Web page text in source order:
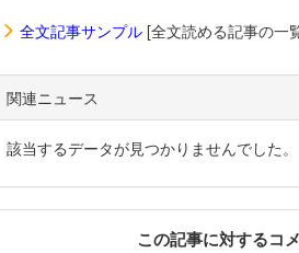
全文記事サンプル[全文読める記事の一
関連ニュース
該当するデータが見つかりませんでした。
この記事に対するコ